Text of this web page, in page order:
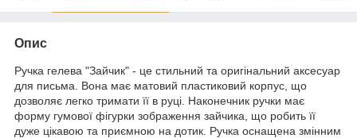
Опис
Ручка гелева "Зайчик" - це стильний та оригінальний аксесуар
для письма. Вона має матовий пластиковий корпус, що
дозволяє легко тримати її в руці. Наконечник ручки має
форму гумової фігурки зображення зайчика, що робить її
дуже цікавою та приємною на дотик. Ручка оснащена змінним